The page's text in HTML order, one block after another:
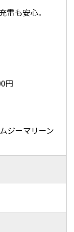
電も安心。
円
ジーマリーン